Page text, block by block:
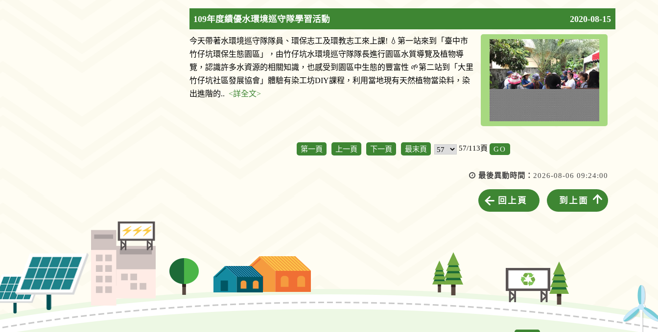
109年度績優水環境巡守隊學習活動 2020-08-15
今天帶著水環境巡守隊隊員、環保志工及環教志工來上課! 💧第一站來到「臺中市
竹仔坑環保生態園區」，由竹仔坑水環境巡守隊隊長進行園區水質導覽及植物導
覽，認識許多水資源的相關知識，也感受到園區中生態的豐富性 🌱第二站到「大里
竹仔坑社區發展協會」體驗有染工坊DIY課程，利用當地現有天然植物當染料，染
出進階的.. <詳全文>
第一頁 上一頁 下一頁 最末頁 57/113頁 GO
最後異動時間： 2026-08-06 09:24:00
回上頁 到上面